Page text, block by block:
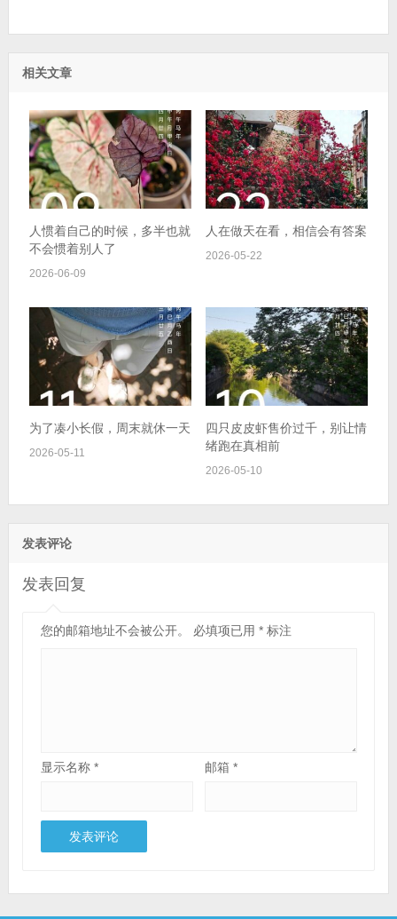
相关文章
人惯着自己的时候，多半也就
不会惯着别人了
2026-06-09
人在做天在看，相信会有答案
2026-05-22
为了凑小长假，周末就休一天
2026-05-11
四只皮皮虾售价过千，别让情
绪跑在真相前
2026-05-10
发表评论
发表回复
您的邮箱地址不会被公开。 必填项已用 *标注
显示名称 * 邮箱*